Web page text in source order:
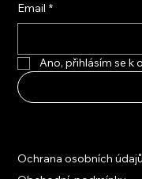
Email *
Ano, přihlásím se k
Ochrana osobních údajů